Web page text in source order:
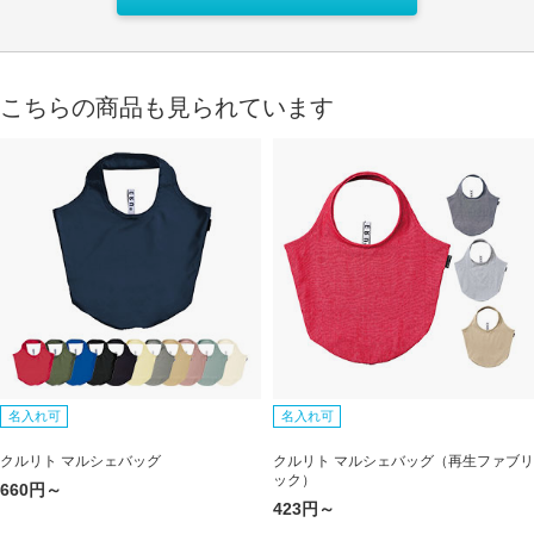
こちらの商品も見られています
名入れ可
クルリト マルシェバッグ
660円～
名入れ可
クルリト マルシェバッグ（再生ファブリ
ック）
423円～